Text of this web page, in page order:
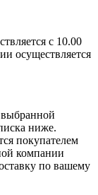
с 10.00
осуществляется
ниже.
покупателем
компании
по вашему